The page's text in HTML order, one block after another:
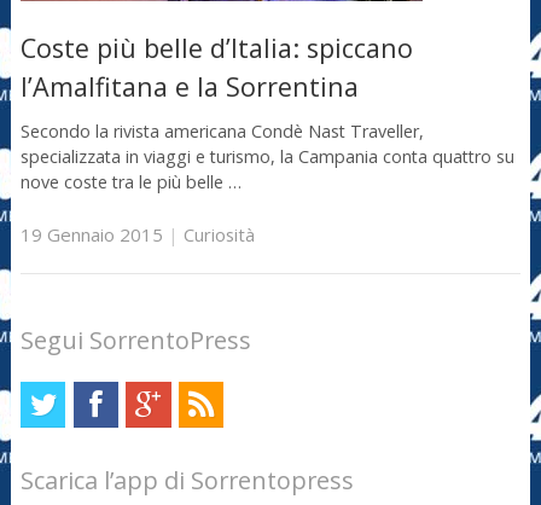
Coste più belle d’Italia: spiccano
l’Amalfitana e la Sorrentina
Secondo la rivista americana Condè Nast Traveller,
specializzata in viaggi e turismo, la Campania conta quattro su
nove coste tra le più belle …
19 Gennaio 2015 | Curiosità
Segui SorrentoPress
Scarica l’app di Sorrentopress